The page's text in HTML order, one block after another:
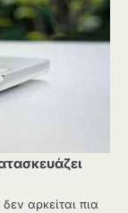
αρκείται πια